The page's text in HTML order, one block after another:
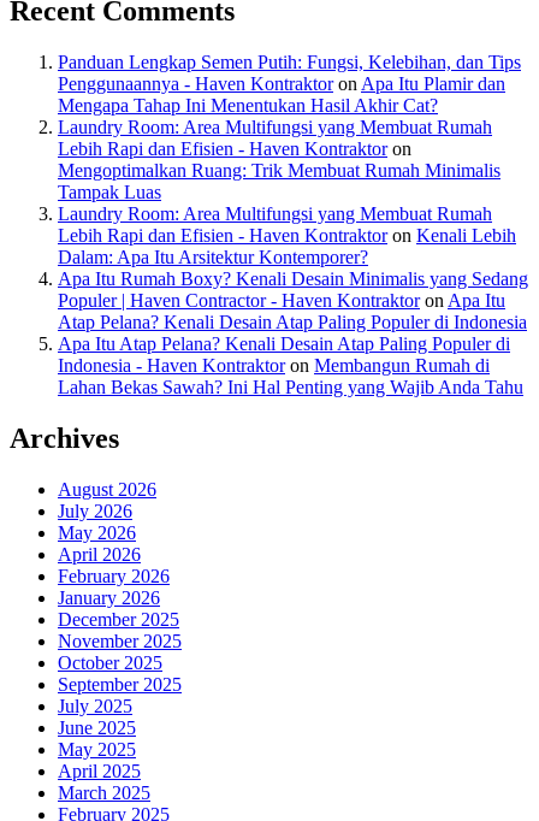
Recent Comments
Panduan Lengkap Semen Putih: Fungsi, Kelebihan, dan Tips
Penggunaannya - Haven Kontraktoron Apa Itu Plamir dan
Mengapa Tahap Ini Menentukan Hasil Akhir Cat?
Laundry Room: Area Multifungsi yang Membuat Rumah
Lebih Rapi dan Efisien - Haven Kontraktoron
Mengoptimalkan Ruang: Trik Membuat Rumah Minimalis
Tampak Luas
Laundry Room: Area Multifungsi yang Membuat Rumah
Lebih Rapi dan Efisien - Haven Kontraktoron Kenali Lebih
Dalam: Apa Itu Arsitektur Kontemporer?
Apa Itu Rumah Boxy? Kenali Desain Minimalis yang Sedang
Populer | Haven Contractor - Haven Kontraktoron Apa Itu
Atap Pelana? Kenali Desain Atap Paling Populer di Indonesia
Apa Itu Atap Pelana? Kenali Desain Atap Paling Populer di
Indonesia - Haven Kontraktoron Membangun Rumah di
Lahan Bekas Sawah? Ini Hal Penting yang Wajib Anda Tahu
Archives
August 2026
July 2026
May 2026
April 2026
February 2026
January 2026
December 2025
November 2025
October 2025
September 2025
July 2025
June 2025
May 2025
April 2025
March 2025
February 2025